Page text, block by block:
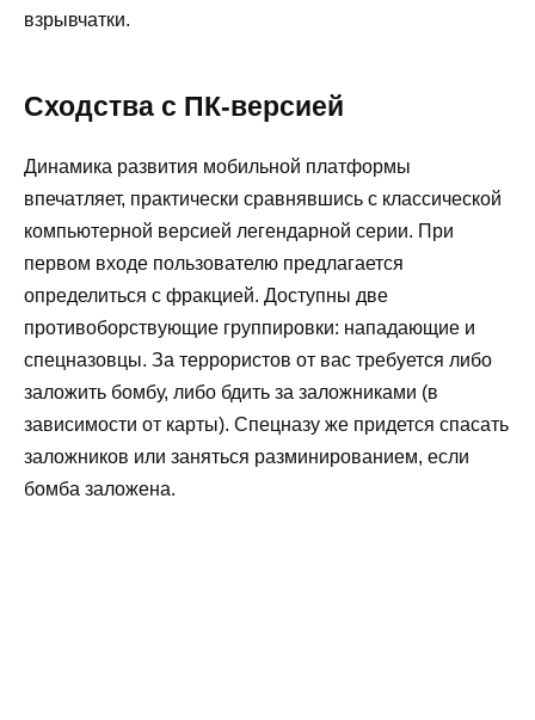
взрывчатки.
Сходства с ПК-версией
Динамика развития мобильной платформы
впечатляет, практически сравнявшись с классической
компьютерной версией легендарной серии. При
первом входе пользователю предлагается
определиться с фракцией. Доступны две
противоборствующие группировки: нападающие и
спецназовцы. За террористов от вас требуется либо
заложить бомбу, либо бдить за заложниками (в
зависимости от карты). Спецназу же придется спасать
заложников или заняться разминированием, если
бомба заложена.